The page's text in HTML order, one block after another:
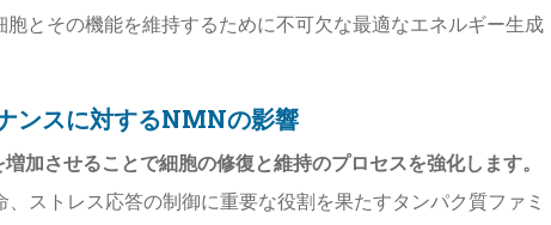
とその機能を維持するために不可欠な最適なエネルギー生成
ンスに対するNMNの影響
加させることで細胞の修復と維持のプロセスを強化します。
ストレス応答の制御に重要な役割を果たすタンパク質ファミ